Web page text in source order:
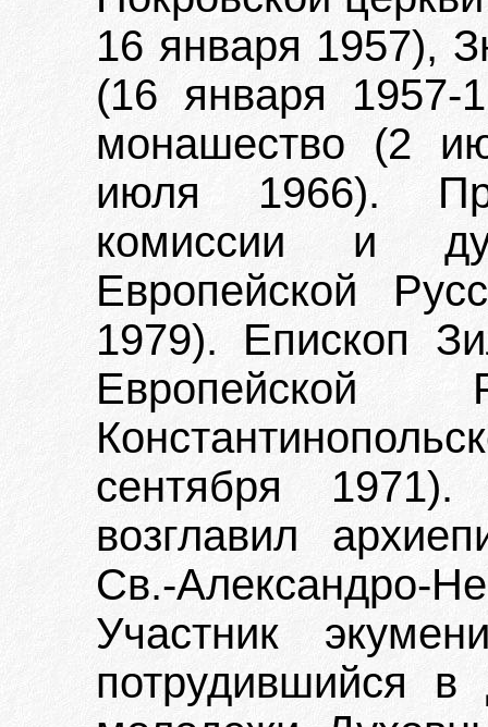
16 января 1957),
(16 января
монашество (2
июля 1966).
комиссии и
Европейской
1979). Епископ
Европейской
сентября 1971).
возглавил
Св.-Александро-
Участник
потрудившийся в